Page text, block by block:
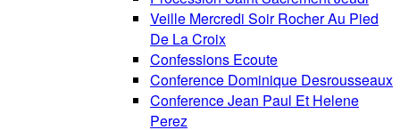
Veille Mercredi Soir Rocher Au Pied
De La Croix
Confessions Ecoute
Conference Dominique Desrousseaux
Conference Jean Paul Et Helene
Perez